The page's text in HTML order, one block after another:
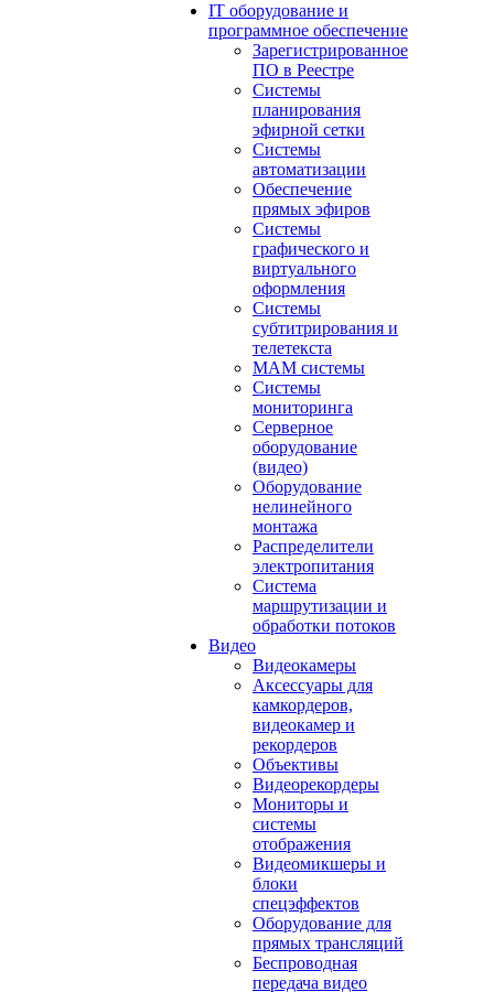
IT оборудование и
программное обеспечение
Зарегистрированное
ПО в Реестре
Системы
планирования
эфирной сетки
Системы
автоматизации
Обеспечение
прямых эфиров
Системы
графического и
виртуального
оформления
Системы
субтитрирования и
телетекста
MAM системы
Системы
мониторинга
Серверное
оборудование
(видео)
Оборудование
нелинейного
монтажа
Распределители
электропитания
Система
маршрутизации и
обработки потоков
Видео
Видеокамеры
Аксессуары для
камкордеров,
видеокамер и
рекордеров
Объективы
Видеорекордеры
Мониторы и
системы
отображения
Видеомикшеры и
блоки
спецэффектов
Оборудование для
прямых трансляций
Беспроводная
передача видео